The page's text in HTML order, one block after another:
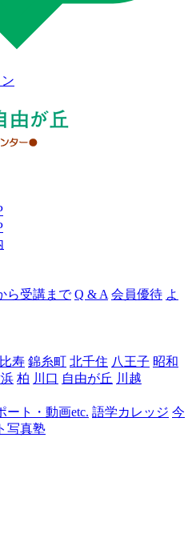
ャ
由
丘
ら受講まで Q & A 会員優待 よ
寿 錦糸町 北千住 八王子 昭和
柏 川口 自由が丘 川越
ート・動画etc. 語学カレッジ 今
写真塾